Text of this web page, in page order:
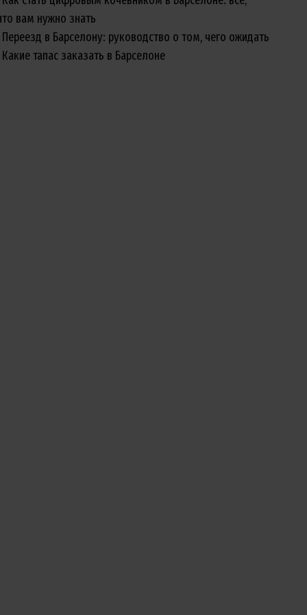
вам нужно знать
Переезд в Барселону: руководство о том, чего ожидать
Какие тапас заказать в Барселоне